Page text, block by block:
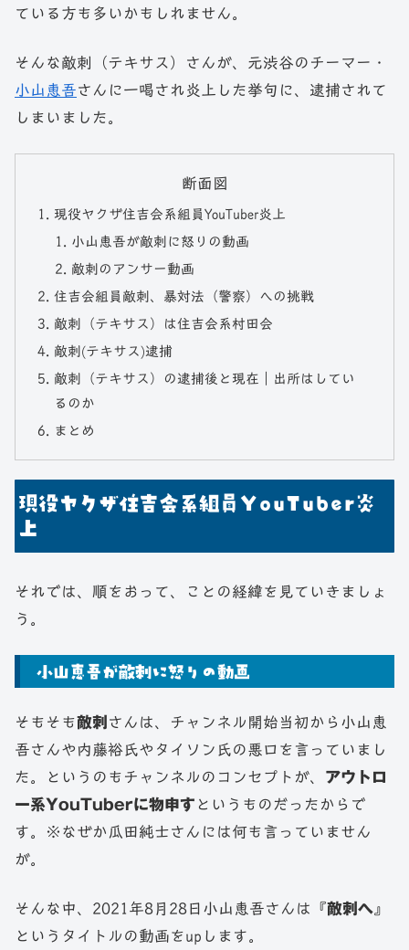
ている方も多いかもしれません。
そんな敵刺（テキサス）さんが、元渋谷のチーマー・
小山恵吾さんに一喝され炎上した挙句に、逮捕されて
しまいました。
断面図
現役ヤクザ住吉会系組員YouTuber炎上
小山恵吾が敵刺に怒りの動画
敵刺のアンサー動画
住吉会組員敵刺、暴対法（警察）への挑戦
敵刺（テキサス）は住吉会系村田会
敵刺(テキサス)逮捕
敵刺（テキサス）の逮捕後と現在｜出所はしてい
るのか
まとめ
現役ヤクザ住吉会系組員YouTuber炎
上
それでは、順をおって、ことの経緯を見ていきましょ
う。
小山恵吾が敵刺に怒りの動画
そもそも敵刺 さんは、チャンネル開始当初から小山恵
吾さんや内藤裕氏やタイソン氏の悪口を言っていまし
た。というのもチャンネルのコンセプトが、 アウトロ
ー系YouTuberに物申す というものだったからで
す。※なぜか瓜田純士さんには何も言っていません
が。
そんな中、2021年8月28日小山恵吾さんは『敵刺へ 』
というタイトルの動画をupします。